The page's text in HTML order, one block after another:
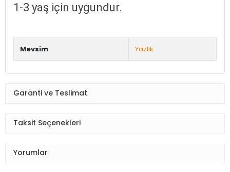
1-3 yaş için uygundur.
Mevsim Yazlık
Garanti ve Teslimat
Taksit Seçenekleri
Yorumlar